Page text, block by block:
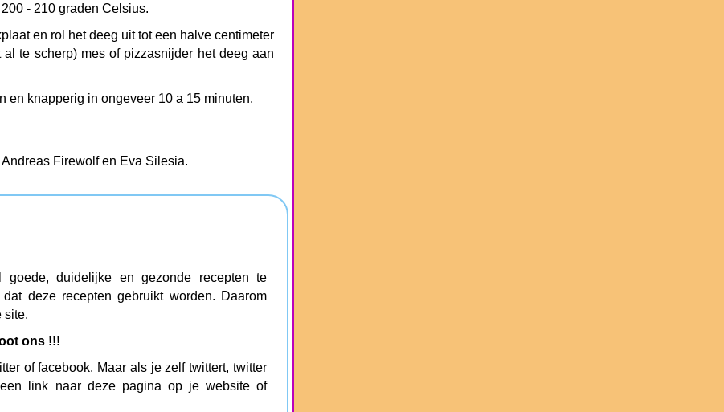
- 210 graden Celsius.
en rol het deeg uit tot een halve centimeter
te scherp) mes of pizzasnijder het deeg aan
en knapperig in ongeveer 10 a 15 minuten.
Firewolf en Eva Silesia.
duidelijke en gezonde recepten te
deze recepten gebruikt worden. Daarom
site.
ons !!!
of facebook. Maar als je zelf twittert, twitter
link naar deze pagina op je website of